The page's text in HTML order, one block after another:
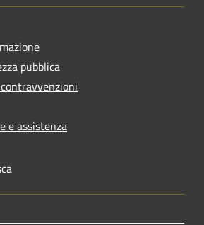
pubblica
e assistenza